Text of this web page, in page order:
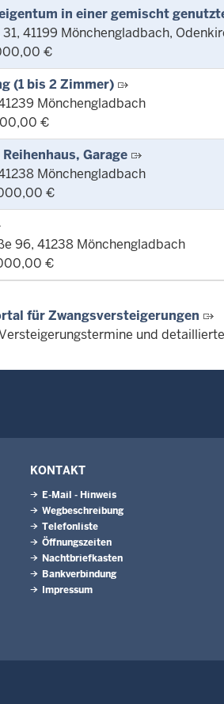
in einer gemischt
41199 Mönchengladbach,
€
(1 bis 2 Zimmer)
Mönchengladbach
€
Garage
Mönchengladbach
€
96, 41238 Mönchengladbach
€
für Zwangsversteigerungen
und
KONTAKT
E-Mail - Hinweis
Wegbeschreibung
Telefonliste
Öffnungszeiten
Nachtbriefkasten
Bankverbindung
Impressum